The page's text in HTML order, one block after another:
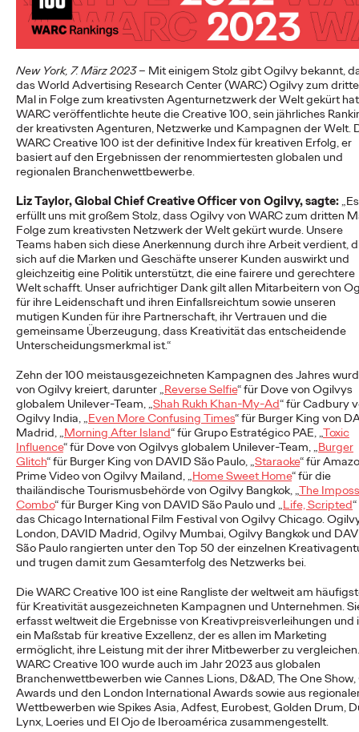
New York, 7. März 2023– Mit einigem Stolz gibt Ogilvy bekannt,
das World Advertising Research Center (WARC) Ogilvy zum
Mal in Folge zum kreativsten Agenturnetzwerk der Welt gekürt
WARC veröffentlichte heute die Creative 100, sein jährliches
der kreativsten Agenturen, Netzwerke und Kampagnen der Welt.
WARC Creative 100 ist der definitive Index für kreativen Erfolg, er
basiert auf den Ergebnissen der renommiertesten globalen und
regionalen Branchenwettbewerbe.
Liz Taylor, Global Chief Creative Officer von Ogilvy, sagte:„Es
erfüllt uns mit großem Stolz, dass Ogilvy von WARC zum dritten
Folge zum kreativsten Netzwerk der Welt gekürt wurde. Unsere
Teams haben sich diese Anerkennung durch ihre Arbeit verdient,
sich auf die Marken und Geschäfte unserer Kunden auswirkt und
gleichzeitig eine Politik unterstützt, die eine fairere und gerechtere
Welt schafft. Unser aufrichtiger Dank gilt allen Mitarbeitern von
für ihre Leidenschaft und ihren Einfallsreichtum sowie unseren
mutigen Kunden für ihre Partnerschaft, ihr Vertrauen und die
gemeinsame Überzeugung, dass Kreativität das entscheidende
Unterscheidungsmerkmal ist.“
Zehn der 100 meistausgezeichneten Kampagnen des Jahres
von Ogilvy kreiert, darunter „Reverse Selfie“ für Dove von Ogilvys
globalem Unilever-Team, „Shah Rukh Khan-My-Ad“ für Cadbury
Ogilvy India, „Even More Confusing Times“ für Burger King von
Madrid, „Morning After Island“ für Grupo Estratégico PAE, „Toxic
Influence“ für Dove von Ogilvys globalem Unilever-Team, „Burger
Glitch“ für Burger King von DAVID São Paulo, „Staraoke“ für
Prime Video von Ogilvy Mailand, „Home Sweet Home“ für die
thailändische Tourismusbehörde von Ogilvy Bangkok, „The
Combo“ für Burger King von DAVID São Paulo und „Life, Scripted
das Chicago International Film Festival von Ogilvy Chicago.
London, DAVID Madrid, Ogilvy Mumbai, Ogilvy Bangkok und
São Paulo rangierten unter den Top 50 der einzelnen
und trugen damit zum Gesamterfolg des Netzwerks bei.
Die WARC Creative 100 ist eine Rangliste der weltweit am
für Kreativität ausgezeichneten Kampagnen und Unternehmen.
erfasst weltweit die Ergebnisse von Kreativpreisverleihungen und
ein Maßstab für kreative Exzellenz, der es allen im Marketing
ermöglicht, ihre Leistung mit der ihrer Mitbewerber zu
WARC Creative 100 wurde auch im Jahr 2023 aus globalen
Branchenwettbewerben wie Cannes Lions, D&AD, The One Show,
Awards und den London International Awards sowie aus
Wettbewerben wie Spikes Asia, Adfest, Eurobest, Golden Drum,
Lynx, Loeries und El Ojo de Iberoamérica zusammengestellt.
First-Agentur, die Weichen für die…
More→
NEWS
Reisen darf kein Luxus
sein: DB und Ogilvy
bewerben günstiges
Familienticket der
Bahn.
Carsten Becker 16/06/2026
In einer Zeit, in der steigende Spritpreise die Budgets vieler
Haushalte belasten, setzt die Deutsche Bahn ein klares Zeichen
für…
NEWS
Von der Vision zur
Realität: Schwäbisch
Hall setzt
#MakeItReal-
Kampagne mit Ogilvy
und Social.Lab fort
Carsten Becker 15/06/2026
Nach dem erfolgreichen Auftakt im Vorjahr setzen Schwäbisch
Hall sowie die Ogilvy Group-Agenturen Ogilvy und Social.Lab
die #MakeItReal-Kampagne fort.…
More→